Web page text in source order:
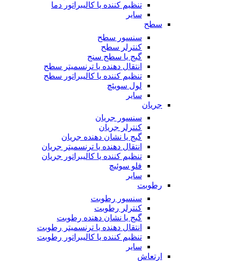
تنظیم کننده یا کالیبراتور دما
سایر
سطح
سنسور سطح
کنترلر سطح
گیج یا سطح سنج
انتقال دهنده یا ترنسمیتر سطح
تنظیم کننده یا کالیبراتور سطح
لول سویئچ
سایر
جریان
سنسور جریان
کنترلر جریان
گیج یا نشان دهنده جریان
انتقال دهنده یا ترنسمیتر جریان
تنظیم کننده یا کالیبراتور جریان
فلو سوئیچ
سایر
رطوبت
سنسور رطوبت
کنترلر رطوبت
گیج یا نشان دهنده رطوبت
انتقال دهنده یا ترنسمیتر رطوبت
تنظیم کننده یا کالیبراتور رطوبت
سایر
ارتعاش